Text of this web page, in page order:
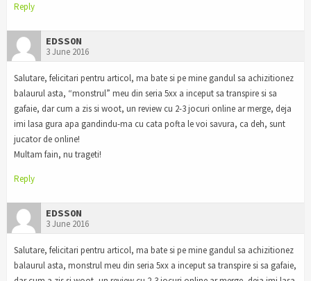
Reply
EDSS0N
3 June 2016
Salutare, felicitari pentru articol, ma bate si pe mine gandul sa achizitionez
balaurul asta, “monstrul” meu din seria 5xx a inceput sa transpire si sa
gafaie, dar cum a zis si woot, un review cu 2-3 jocuri online ar merge, deja
imi lasa gura apa gandindu-ma cu cata pofta le voi savura, ca deh, sunt
jucator de online!
Multam fain, nu trageti!
Reply
EDSS0N
3 June 2016
Salutare, felicitari pentru articol, ma bate si pe mine gandul sa achizitionez
balaurul asta, monstrul meu din seria 5xx a inceput sa transpire si sa gafaie,